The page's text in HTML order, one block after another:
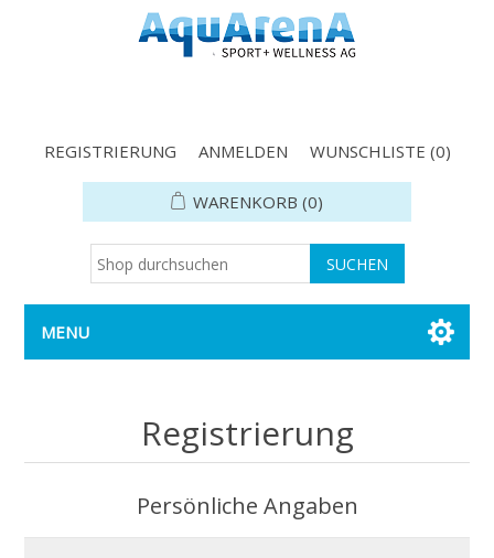
REGISTRIERUNG ANMELDEN WUNSCHLISTE (0)
WARENKORB (0)
MENU
Registrierung
Persönliche Angaben